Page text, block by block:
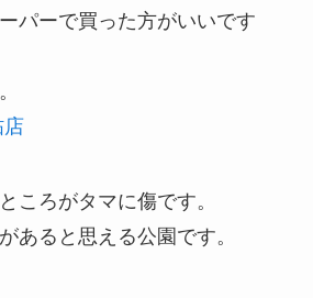
パーで買った方がいいです
店
ころがタマに傷です。
あると思える公園です。